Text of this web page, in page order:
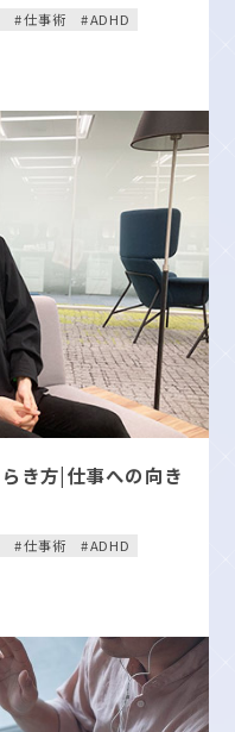
仕事術 ADHD
き方|仕事への向き
仕事術 ADHD